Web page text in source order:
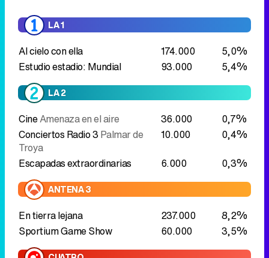
CineAmenaza en el aire 36.000
0,7%
Conciertos Radio 3
Troya
10.000
0,4%
Escapadas extraordinarias
En tierra lejana 237.000
8,2%
Sportium Game Show
En el punto de miraEl negocio
del pelo
136.000 7,2%